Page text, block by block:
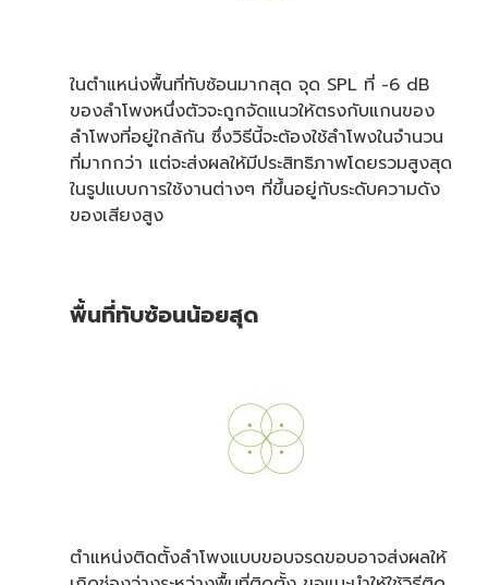
ในตำแหน่งพื้นที่ทับซ้อนมากสุด จุด SPL ที่ -6 dB
ของลำโพงหนึ่งตัวจะถูกจัดแนวให้ตรงกับแกนของ
ลำโพงที่อยู่ใกล้กัน ซึ่งวิธีนี้จะต้องใช้ลำโพงในจำนวน
ที่มากกว่า แต่จะส่งผลให้มีประสิทธิภาพโดยรวมสูงสุด
ในรูปแบบการใช้งานต่างๆ ที่ขึ้นอยู่กับระดับความดัง
ของเสียงสูง
พื้นที่ทับซ้อนน้อยสุด
ตำแหน่งติดตั้งลำโพงแบบขอบจรดขอบอาจส่งผลให้